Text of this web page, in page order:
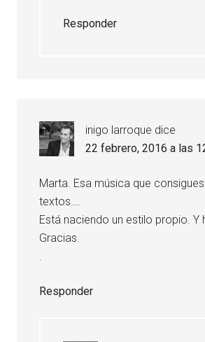
Responder
inigo larroque dice
22 febrero, 2016 a las
Marta. Esa música que
textos….
Está naciendo un estilo propio. Y
Gracias.
.
Responder